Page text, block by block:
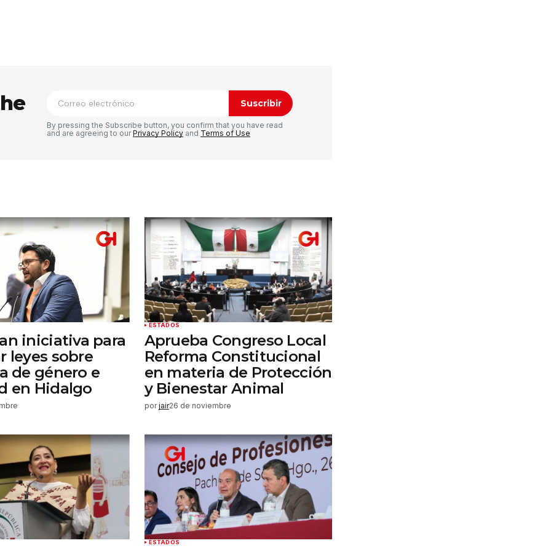
la
Suscribir
By pressing the Subscribe button, you confirm that you have read
and are agreeing to ourPrivacy Policy and Terms of Use
iniciativa para
leyes sobre
de género e
en Hidalgo
ESTADOS
Aprueba Congreso Local
Reforma Constitucional
en materia de Protección
y Bienestar Animal
por jair26 de noviembre
ESTADOS